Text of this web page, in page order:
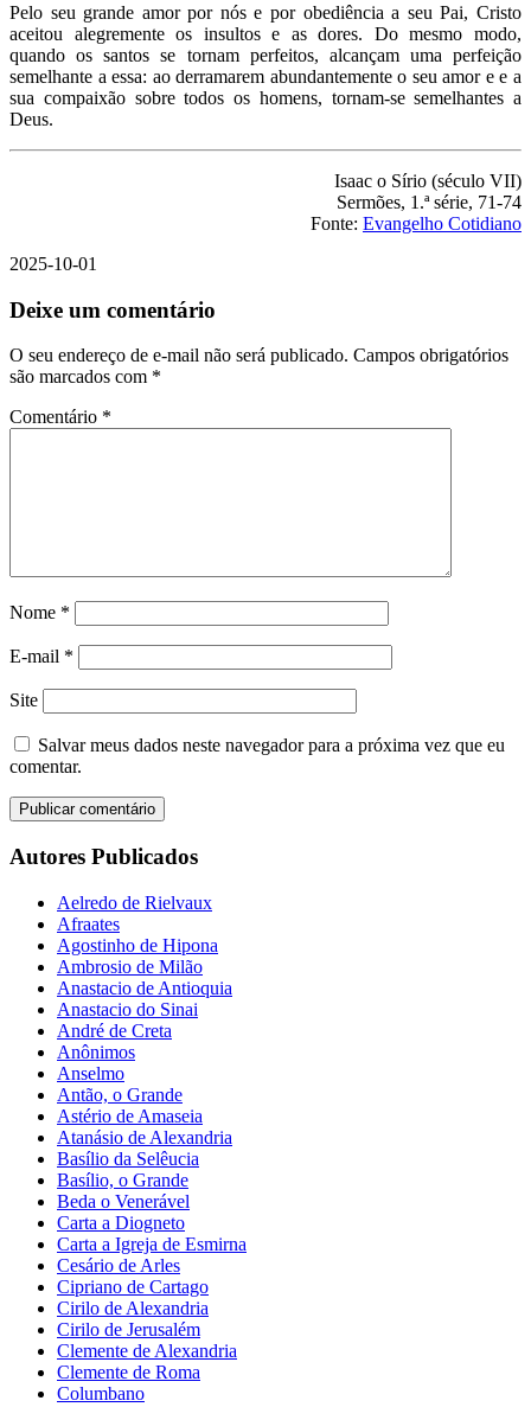
Pelo seu grande amor por nós e por obediência a seu Pai, Cristo
aceitou alegremente os insultos e as dores. Do mesmo modo,
quando os santos se tornam perfeitos, alcançam uma perfeição
semelhante a essa: ao derramarem abundantemente o seu amor e e a
sua compaixão sobre todos os homens, tornam-se semelhantes a
Deus.
Isaac o Sírio (século VII)
Sermões, 1.ª série, 71-74
Fonte: Evangelho Cotidiano
2025-10-01
Deixe um comentário
O seu endereço de e-mail não será publicado. Campos obrigatórios
são marcados com *
Comentário *
Nome *
E-mail *
Site
Salvar meus dados neste navegador para a próxima vez que eu
comentar.
Autores Publicados
Aelredo de Rielvaux
Afraates
Agostinho de Hipona
Ambrosio de Milão
Anastacio de Antioquia
Anastacio do Sinai
André de Creta
Anônimos
Anselmo
Antão, o Grande
Astério de Amaseia
Atanásio de Alexandria
Basílio da Selêucia
Basílio, o Grande
Beda o Venerável
Carta a Diogneto
Carta a Igreja de Esmirna
Cesário de Arles
Cipriano de Cartago
Cirilo de Alexandria
Cirilo de Jerusalém
Clemente de Alexandria
Clemente de Roma
Columbano